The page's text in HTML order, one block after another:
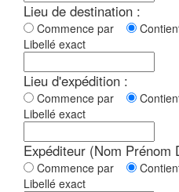
Lieu de destination :
Commence par
Libellé exact
Lieu d'expédition :
Commence par
Libellé exact
Expéditeur (Nom Prénom
Commence par
Libellé exact